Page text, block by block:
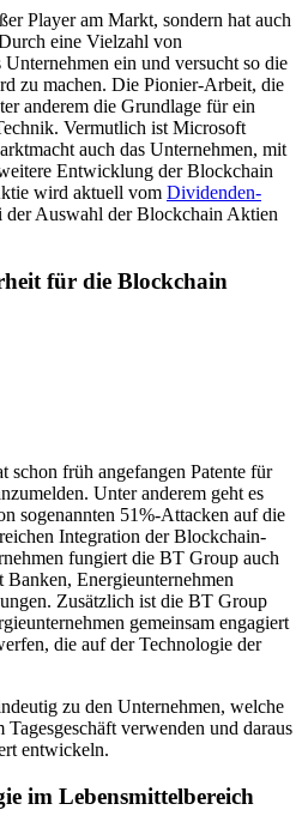
Player am Markt, sondern hat auch
eine Vielzahl von
ein und versucht so die
zu machen. Die Pionier-Arbeit, die
anderem die Grundlage für ein
Vermutlich ist Microsoft
auch das Unternehmen, mit
Entwicklung der Blockchain
wird aktuell vom Dividenden-
der Auswahl der Blockchain Aktien
für die Blockchain
früh angefangen Patente für
Unter anderem geht es
sogenannten 51%-Attacken auf die
Integration der Blockchain-
fungiert die BT Group auch
Energieunternehmen
Zusätzlich ist die BT Group
gemeinsam engagiert
die auf der Technologie der
zu den Unternehmen, welche
verwenden und daraus
entwickeln.
im Lebensmittelbereich